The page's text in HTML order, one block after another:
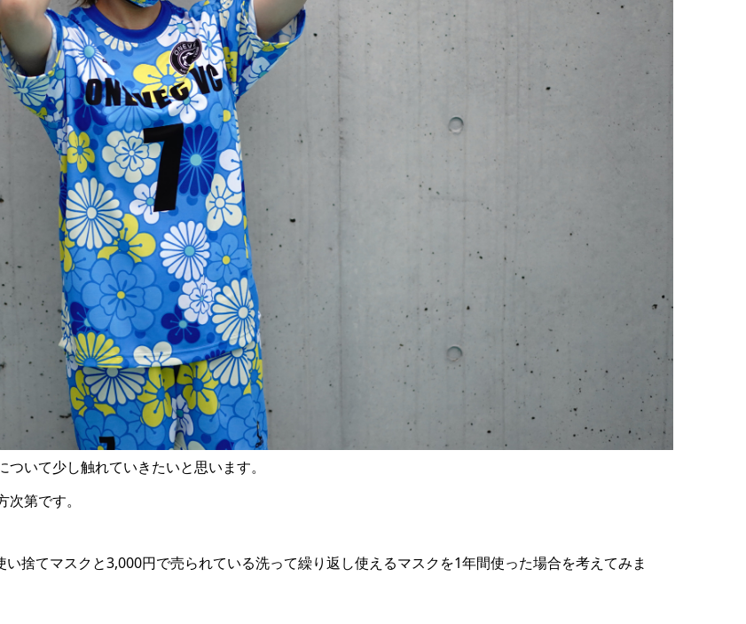
いて少し触れていきたいと思います。
第です。
捨てマスクと3,000円で売られている洗って繰り返し使えるマスクを1年間使った場合を考えてみま